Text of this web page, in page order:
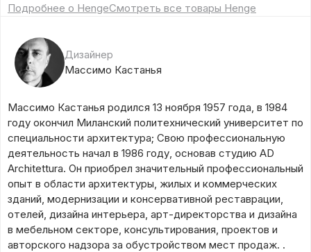
Подробнее о HengeСмотреть все товары Henge
Дизайнер
Массимо Кастанья
Массимо Кастанья родился 13 ноября 1957 года, в 1984
году окончил Миланский политехнический университет по
специальности архитектура; Свою профессиональную
деятельность начал в 1986 году, основав студию AD
Architettura. Он приобрел значительный профессиональный
опыт в области архитектуры, жилых и коммерческих
зданий, модернизации и консервативной реставрации,
отелей, дизайна интерьера, арт-директорства и дизайна
в мебельном секторе, консультирования, проектов и
авторского надзора за обустройством мест продаж. .